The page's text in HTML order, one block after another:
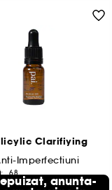
Clarifiying
Imperfectiuni
68
anunta-